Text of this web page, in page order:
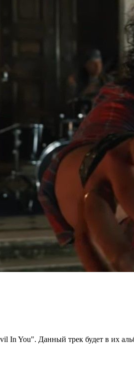
In You". Данный трек будет в их